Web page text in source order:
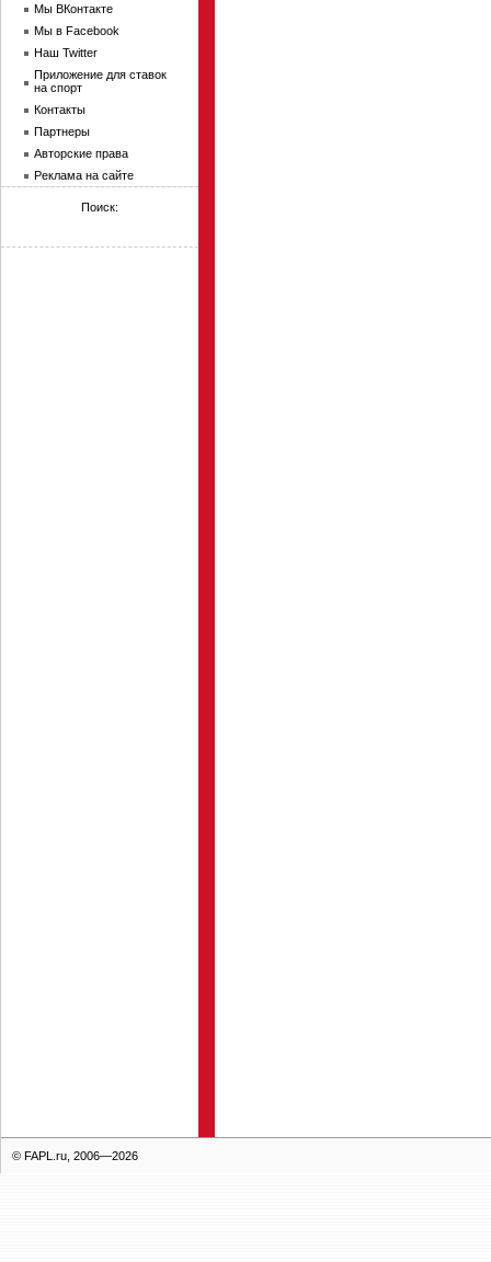
Мы ВКонтакте
Мы в Facebook
Наш Twitter
Приложение для ставок
на спорт
Контакты
Партнеры
Авторские права
Реклама на сайте
Поиск:
© FAPL.ru, 2006—2026